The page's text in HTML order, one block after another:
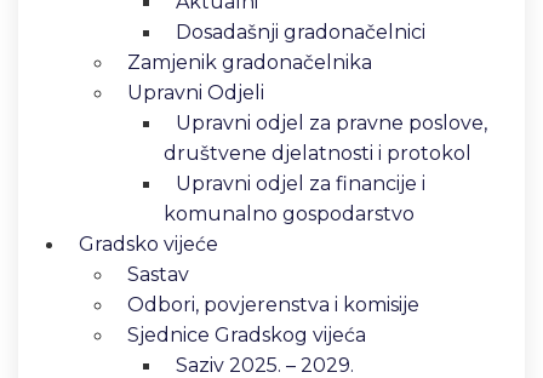
Dosadašnji gradonačelnici
Zamjenik gradonačelnika
Upravni Odjeli
Upravni odjel za pravne poslove,
društvene djelatnosti i protokol
Upravni odjel za financije i
komunalno gospodarstvo
Gradsko vijeće
Sastav
Odbori, povjerenstva i komisije
Sjednice Gradskog vijeća
Saziv 2025. – 2029.